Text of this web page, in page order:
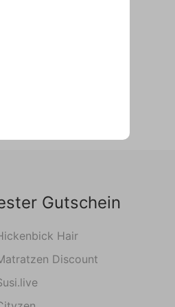
Gutschein
Hair
Discount